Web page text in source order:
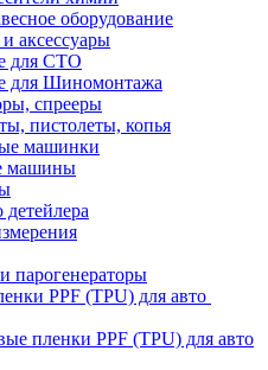
оборудование
аксессуары
для СТО
для Шиномонтажа
спрееры
пистолеты, копья
машинки
машины
детейлера
парогенераторы
PPF (TPU) для авто
пленки PPF (TPU) для авто